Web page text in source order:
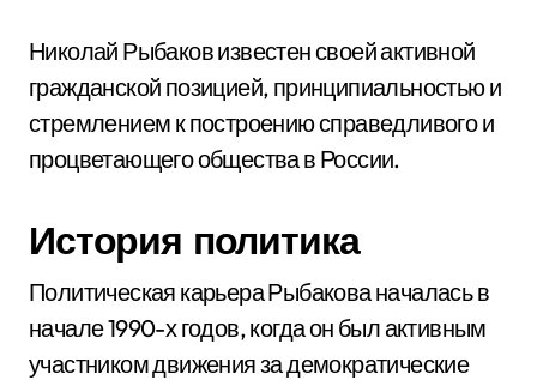
Николай Рыбаков известен своей активной
гражданской позицией, принципиальностью и
стремлением к построению справедливого и
процветающего общества в России.
История политика
Политическая карьера Рыбакова началась в
начале 1990-х годов, когда он был активным
участником движения за демократические